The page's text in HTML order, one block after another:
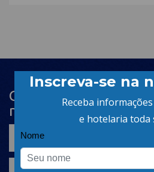
Cadastre-se na
nosso conteúdo em